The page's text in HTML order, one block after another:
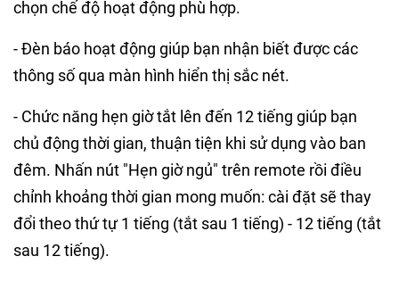
chọn chế độ hoạt động phù hợp.
- Đèn báo hoạt động giúp bạn nhận biết được các
thông số qua màn hình hiển thị sắc nét.
- Chức năng hẹn giờ tắt lên đến 12 tiếng giúp bạn
chủ động thời gian, thuận tiện khi sử dụng vào ban
đêm. Nhấn nút "Hẹn giờ ngủ" trên remote rồi điều
chỉnh khoảng thời gian mong muốn: cài đặt sẽ thay
đổi theo thứ tự 1 tiếng (tắt sau 1 tiếng) - 12 tiếng (tắt
sau 12 tiếng).